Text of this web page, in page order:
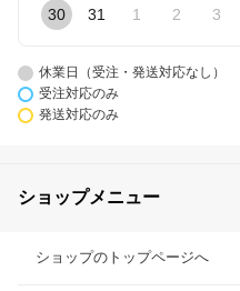
30 31 1 2 3
休業日（受注・発送対応なし）
受注対応のみ
発送対応のみ
ショップメニュー
ショップのトップページへ